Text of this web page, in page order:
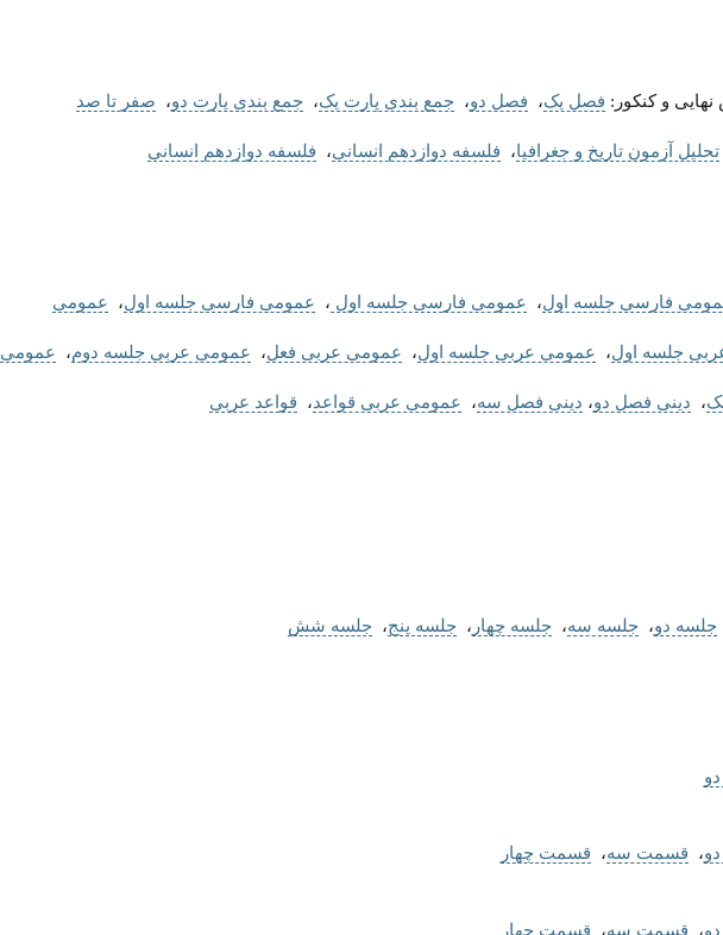
و کنکور: فصل یک، فصل دو، جمع بندی پارت یک، جمع بندی پارت دو، صفر تا صد
تحلیل آزمون تاریخ و جغرافیا، فلسفه دوازدهم انسانی، فلسفه دوازدهم انسانی
فارسی جلسه اول، عمومی فارسی جلسه اول ، عمومی فارسی جلسه اول، عمومی
جلسه اول، عمومی عربی جلسه اول، عمومی عربی فعل، عمومی عربی جلسه دوم، عمومی
، دینی فصل دو، دینی فصل سه، عمومی عربی قواعد، قواعد عربی
جلسه دو، جلسه سه، جلسه چهار ، جلسه پنج، جلسه شش
، قسمت سه، قسمت چهار
، قسمت سه، قسمت چهار